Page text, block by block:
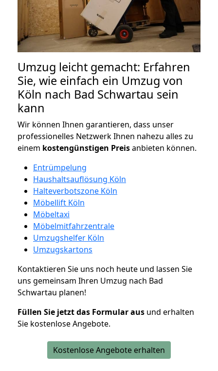
Umzug leicht gemacht: Erfahren
Sie, wie einfach ein Umzug von
Köln nach Bad Schwartau sein
kann
Wir können Ihnen garantieren, dass unser
professionelles Netzwerk Ihnen nahezu alles zu
einem kostengünstigen Preisanbieten können.
Entrümpelung
Haushaltsauflösung Köln
Halteverbotszone Köln
Möbellift Köln
Möbeltaxi
Möbelmitfahrzentrale
Umzugshelfer Köln
Umzugskartons
Kontaktieren Sie uns noch heute und lassen Sie
uns gemeinsam Ihren Umzug nach Bad
Schwartau planen!
Füllen Sie jetzt das Formular aus und erhalten
Sie kostenlose Angebote.
Kostenlose Angebote erhalten